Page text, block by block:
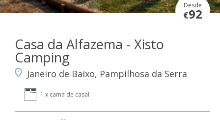
Desde
€92
Casa da Alfazema - Xisto
Camping
Janeiro de Baixo, Pampilhosa da Serra
1 x cama de casal